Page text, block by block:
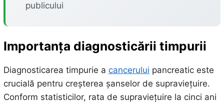
publicului
Importanța diagnosticării timpurii
Diagnosticarea timpurie a cancerului pancreatic este
crucială pentru creșterea șanselor de supraviețuire.
Conform statisticilor, rata de supraviețuire la cinci ani